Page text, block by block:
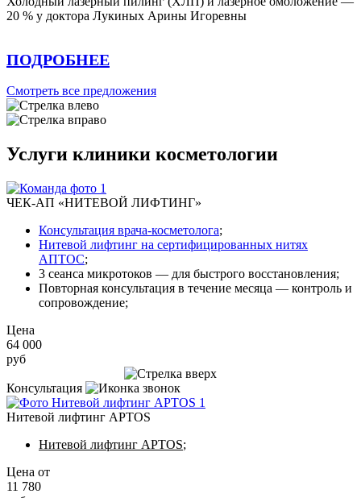
20 % у доктора Лукиных Арины Игоревны
ПОДРОБНЕЕ
Смотреть все предложения
Услуги клиники косметологии
ЧЕК-АП «НИТЕВОЙ ЛИФТИНГ»
Консультация врача-косметолога;
Нитевой лифтинг на сертифицированных нитях
АПТОС;
3 сеанса микротоков — для быстрого восстановления;
Повторная консультация в течение месяца — контроль и
сопровождение;
Цена
64 000
руб
Консультация
Нитевой лифтинг APTOS
Нитевой лифтинг APTOS;
Цена от
11 780